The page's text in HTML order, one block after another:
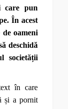
care pun
În acest
oameni
deschidă
societății
în care
și a pornit